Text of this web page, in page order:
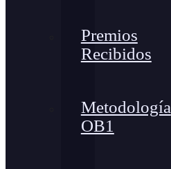
Premios
Recibidos
Metodología
OB1